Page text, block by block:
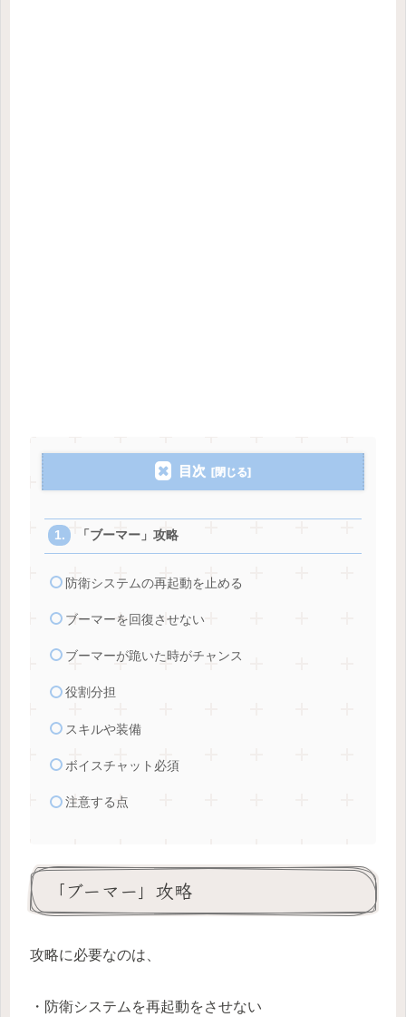
目次
「ブーマー」攻略
防衛システムの再起動を止める
ブーマーを回復させない
ブーマーが跪いた時がチャンス
役割分担
スキルや装備
ボイスチャット必須
注意する点
「ブーマー」攻略
攻略に必要なのは、
・防衛システムを再起動をさせない